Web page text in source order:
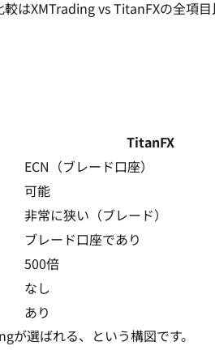
較はXMTrading vs TitanFXの全項
TitanFX
ECN（ブレード口座）
可能
非常に狭い（ブレード）
ブレード口座であり
500倍
なし
あり
選ばれる、という構図です。